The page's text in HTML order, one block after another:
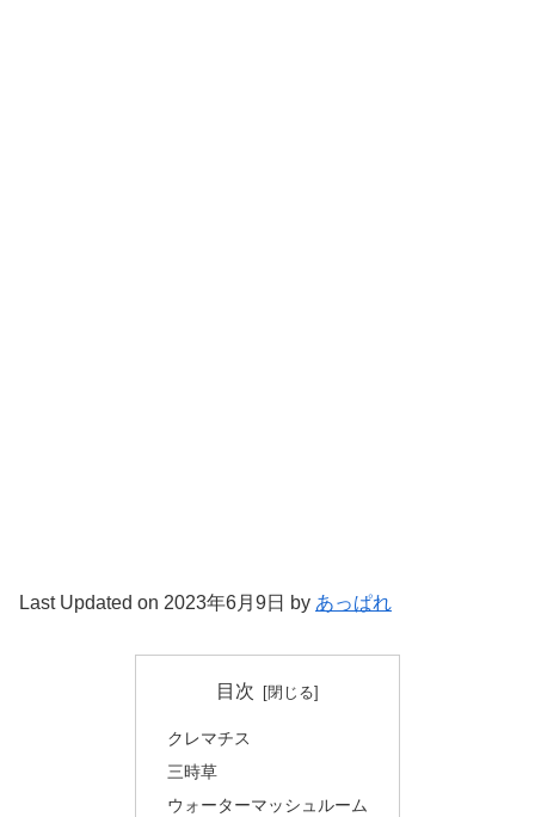
Last Updated on 2023年6月9日 by あっぱれ
目次
クレマチス
三時草
ウォーターマッシュルーム